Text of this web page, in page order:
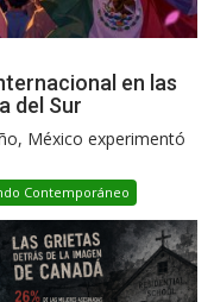
en las
del Sur
México experimentó
Contemporáneo